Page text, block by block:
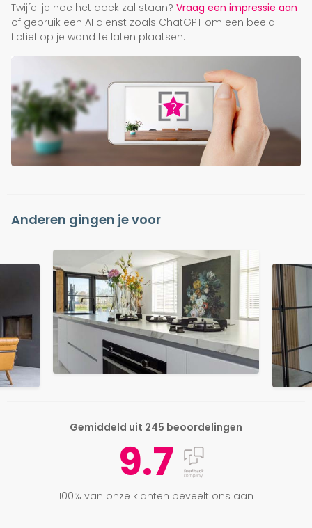
Twijfel je hoe het doek zal staan? Vraag een impressie aan
of gebruik een AI dienst zoals ChatGPT om een beeld
fictief op je wand te laten plaatsen.
Anderen gingen je voor
Gemiddeld uit 245 beoordelingen
9.7
100% van onze klanten beveelt ons aan